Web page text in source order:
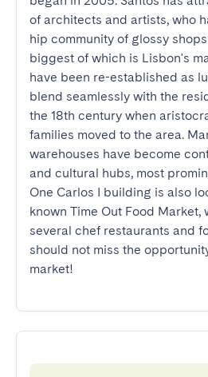
of architects and artists, who
hip community of glossy
biggest of which is Lisbon's
have been re-established as
blend seamlessly with the
the 18th century when
families moved to the area.
warehouses have become
and cultural hubs, most
One Carlos I building is also
known Time Out Food
several chef restaurants and
should not miss the
market!